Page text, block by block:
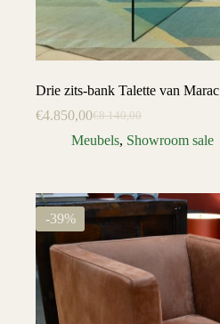
Drie zits-bank Talette van Marac
€8.140,00
Oorspronkelijke
prijs
€4.850,00Huidige
prijs
Meubels, Showroom sale
-39%